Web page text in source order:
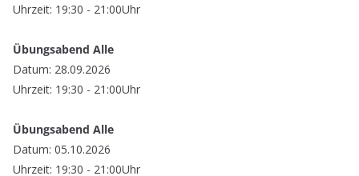
Uhrzeit: 19:30 - 21:00Uhr
Übungsabend Alle
Datum: 28.09.2026
Uhrzeit: 19:30 - 21:00Uhr
Übungsabend Alle
Datum: 05.10.2026
Uhrzeit: 19:30 - 21:00Uhr